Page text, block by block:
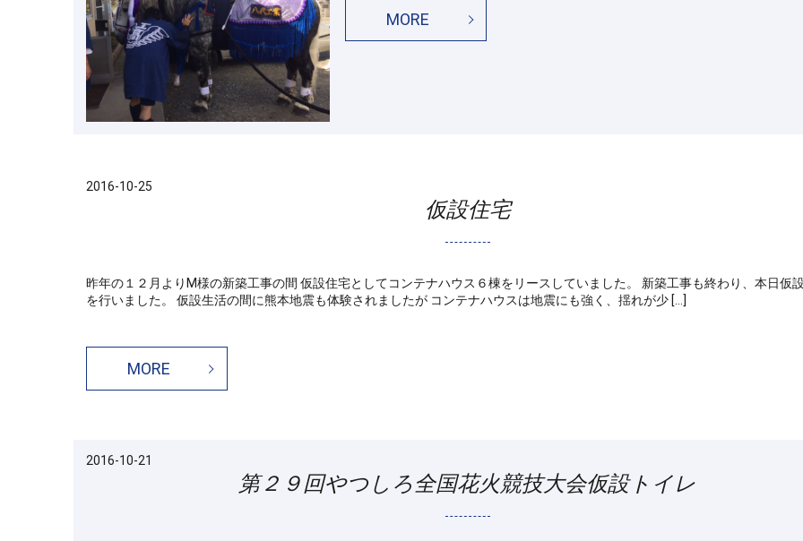
MORE
2016-10-25
仮設住宅
昨年の１２月よりM様の新築工事の間 仮設住宅としてコンテナハウス６棟をリースしていました。 新築工事も終わり、本日仮
を行いました。 仮設生活の間に熊本地震も体験されましたが コンテナハウスは地震にも強く、揺れが少 […]
MORE
2016-10-21
第２９回やつしろ全国花火競技大会仮設トイレ